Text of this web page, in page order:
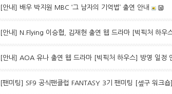
[안내] 배우 박지원 MBC ‘그 남자의 기억법’ 출연 안내
[안내] N.Flying 이승협, 김재현 출연 웹 드라마 [빅픽처 하우
[안내] AOA 유나 출연 웹 드라마 [빅픽처 하우스] 방영 일정
[팬미팅] SF9 공식팬클럽 FANTASY 3기 팬미팅 [셒구 워크